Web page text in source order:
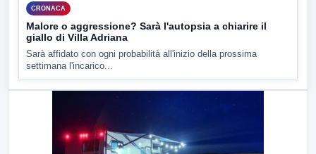
CRONACA
Malore o aggressione? Sarà l'autopsia a chiarire il
giallo di Villa Adriana
Sarà affidato con ogni probabilità all'inizio della prossima
settimana l'incarico...